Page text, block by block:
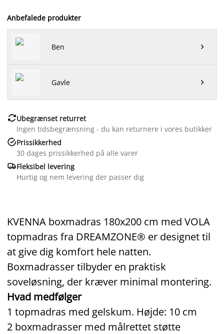
Anbefalede produkter
Ben 
Gavle 
Ubegrænset returret
Ingen tidsbegrænsning - du kan returnere i vores butikker
Prissikkerhed
30 dages prissikkerhed på alle varer
Fleksibel levering
Hurtig og nem levering der passer dig
KVENNA boxmadras 180x200 cm med VOLA
topmadras fra DREAMZONE® er designet til
at give dig komfort hele natten.
Boxmadrasser tilbyder en praktisk
soveløsning, der kræver minimal montering.
Hvad medfølger
1 topmadras med gelskum. Højde: 10 cm
2 boxmadrasser med målrettet støtte